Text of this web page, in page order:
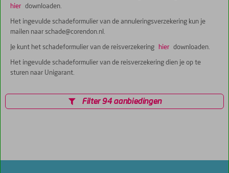
hier downloaden.
Het ingevulde schadeformulier van de annuleringsverzekering kun je
mailen naar schade@corendon.nl.
Je kunt het schadeformulier van de reisverzekering hier downloaden.
Het ingevulde schadeformulier van de reisverzekering dien je op te
sturen naar Unigarant.
Filter 94 aanbiedingen